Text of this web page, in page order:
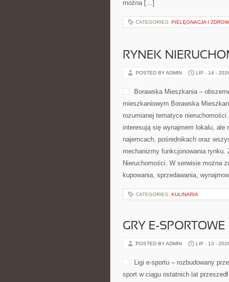
można […]
CATEGORIES: PIELĘGNACJA I
RYNEK
POSTED BY ADMIN LIP - 14 -
Borawska Mieszkania –
mieszkaniowym Borawska
rozumianej tematyce
interesują się wynajmem lokalu, ale
najemcach, pośrednikach oraz
mechanizmy funkcjonowania
Nieruchomości. W serwisie można
kupowania, sprzedawania,
CATEGORIES: KULINARIA
GRY E-SPORTOWE
POSTED BY ADMIN LIP - 13 -
Ligi e-sportu – rozbudowany
sport w ciągu ostatnich lat